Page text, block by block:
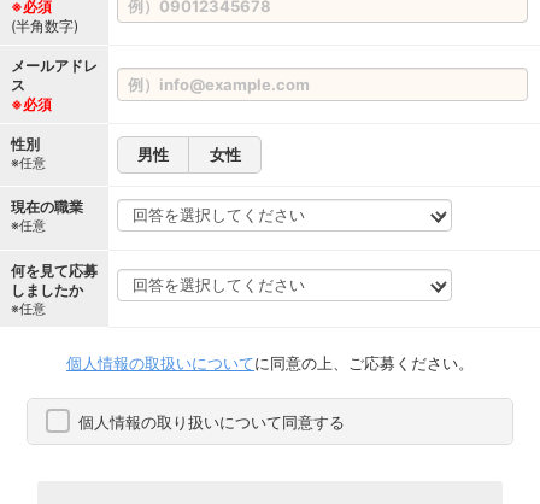
※必須
(半角数字)
メールアドレ
ス
※必須
性別
※任意 男性 女性
現在の職業
※任意
何を見て応募
しましたか
※任意
個人情報の取扱いについてに同意の上、ご応募ください。
個人情報の取り扱いについて同意する